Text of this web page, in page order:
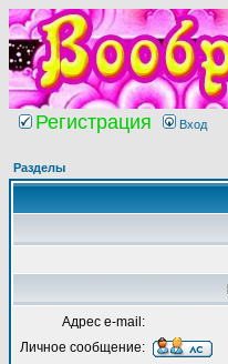
Регистрация Вход
Разделы
Адрес e-mail:
Личное сообщение: